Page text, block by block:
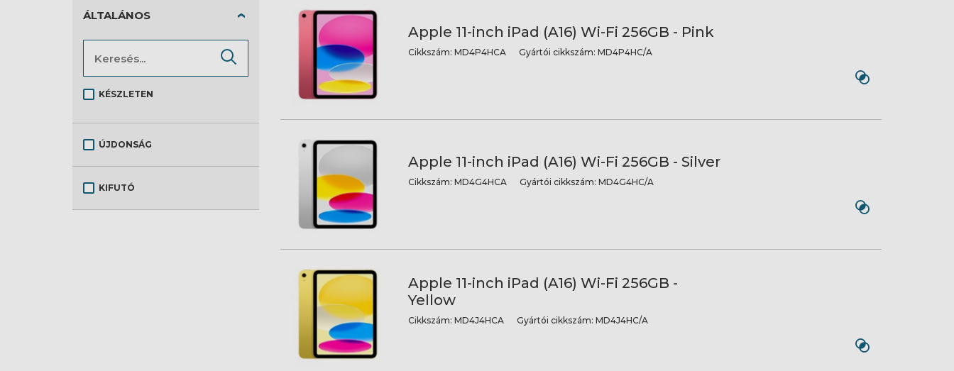
Apple 11-inch iPad (A16) Wi-Fi 256GB - Pink
Cikkszám: MD4P4HCA Gyártói cikkszám: MD4P4HC/A
Apple 11-inch iPad (A16) Wi-Fi 256GB - Silver
Cikkszám: MD4G4HCA Gyártói cikkszám: MD4G4HC/A
Apple 11-inch iPad (A16) Wi-Fi 256GB -
Yellow
Cikkszám: MD4J4HCA Gyártói cikkszám: MD4J4HC/A
Multimédia
Notebook
ÁLTALÁNOS
KÉSZLETEN
ÚJDONSÁG
KIFUTÓ